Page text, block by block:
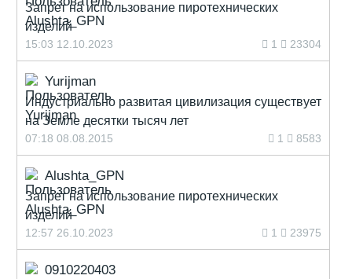
Запрет на использование пиротехнических
изделий
15:03 12.10.2023 1 23304
Yurijman
Индустриально развитая цивилизация существует
на Земле десятки тысяч лет
07:18 08.08.2015 1 8583
Alushta_GPN
Запрет на использование пиротехнических
изделий
12:57 26.10.2023 1 23975
0910220403